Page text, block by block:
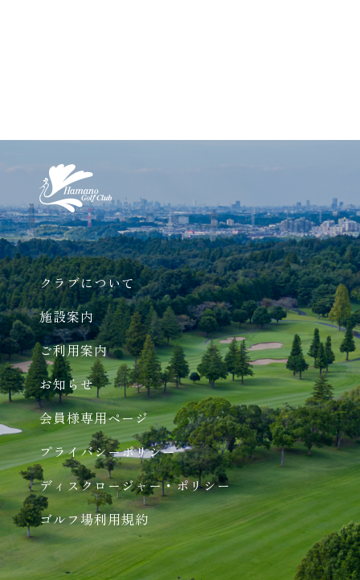
クラブについて
施設案内
ご利用案内
お知らせ
会員様専用ページ
プライバシーポリシー
ディスクロージャー・ポリシー
ゴルフ場利用規約